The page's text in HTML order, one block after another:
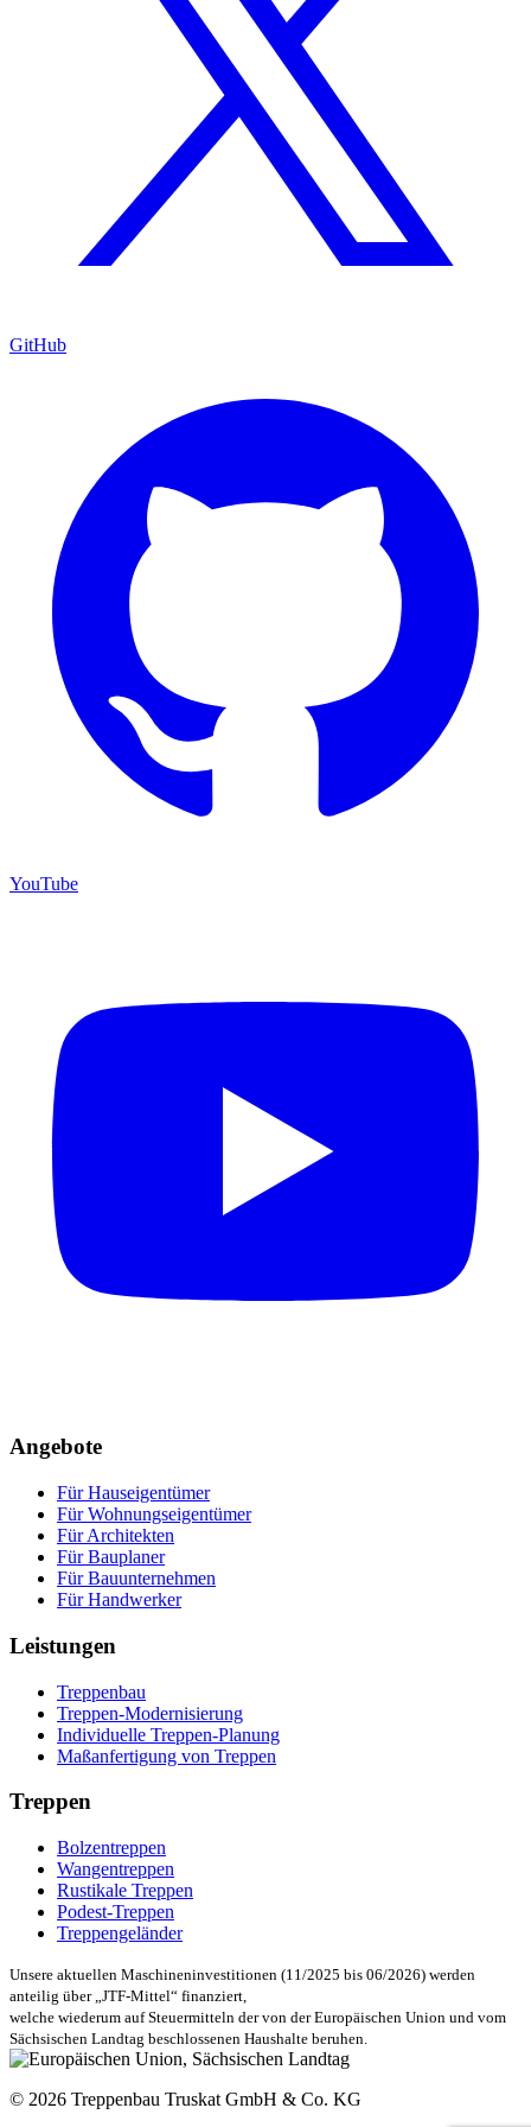
GitHub
YouTube
Angebote
Für Hauseigentümer
Für Wohnungseigentümer
Für Architekten
Für Bauplaner
Für Bauunternehmen
Für Handwerker
Leistungen
Treppenbau
Treppen-Modernisierung
Individuelle Treppen-Planung
Maßanfertigung von Treppen
Treppen
Bolzentreppen
Wangentreppen
Rustikale Treppen
Podest-Treppen
Treppengeländer
Unsere aktuellen Maschineninvestitionen (11/2025 bis 06/2026) werden
anteilig über „JTF-Mittel“ finanziert,
welche wiederum auf Steuermitteln der von der Europäischen Union und vom
Sächsischen Landtag beschlossenen Haushalte beruhen.
© 2026 Treppenbau Truskat GmbH & Co. KG